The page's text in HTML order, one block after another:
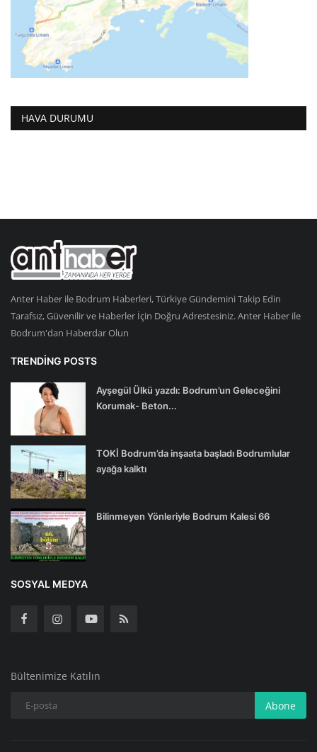
HAVA DURUMU
Anter Haber ile Bodrum Haberleri, Türkiye Gündemini Takip Edin
Tarafsız, Güvenilir ve Haberler İçin Doğru Adrestesiniz. Anter Haber ile
Bodrum'dan Haberdar Olun
TRENDING POSTS
Ayşegül Ülkü yazdı: Bodrum’un Geleceğini
Korumak- Beton...
TOKİ Bodrum’da inşaata başladı Bodrumlular
ayağa kalktı
Bilinmeyen Yönleriyle Bodrum Kalesi 66
SOSYAL MEDYA
Bültenimize Katılın
Abone